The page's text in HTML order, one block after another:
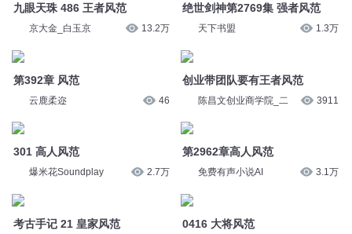
九眼天珠 486 王者风范
京大金_白玉京 13.2万
第392章 风范
云鹿柔迩 46
301 高人风范
爆米花Soundplay 2.7万
考古手记 21 皇家风范
绝世剑神第2769集 强者风范
天下书盟 1.3万
创业带团队要有王者风范
陈昌文创业商学院_二 3911
第2962章高人风范
免费有声小说AI 3.1万
0416 大将风范